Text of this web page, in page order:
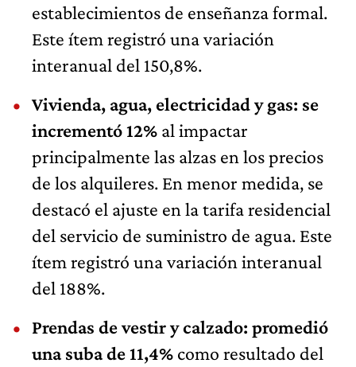
establecimientos de enseñanza formal.
Este ítem registró una variación
interanual del 150,8%.
Vivienda, agua, electricidad y gas: se
incrementó 12% al impactar
principalmente las alzas en los precios
de los alquileres. En menor medida, se
destacó el ajuste en la tarifa residencial
del servicio de suministro de agua. Este
ítem registró una variación interanual
del 188%.
Prendas de vestir y calzado: promedió
una suba de 11,4% como resultado del